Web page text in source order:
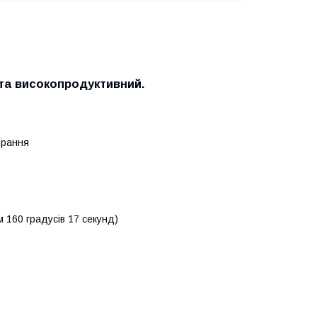
високопродуктивний.
160 градусів 17 секунд)